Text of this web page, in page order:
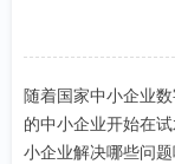
随着国家中小企业
的中小企业开始在
小企业解决哪些问